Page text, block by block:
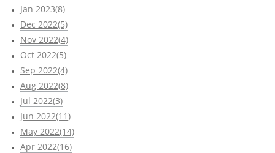
Jan 2023(8)
Dec 2022(5)
Nov 2022(4)
Oct 2022(5)
Sep 2022(4)
Aug 2022(8)
Jul 2022(3)
Jun 2022(11)
May 2022(14)
Apr 2022(16)